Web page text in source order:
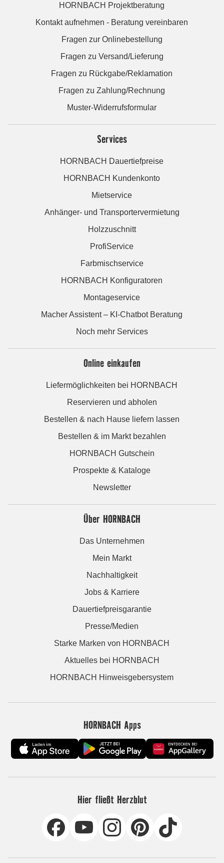
HORNBACH Projektberatung
Kontakt aufnehmen - Beratung vereinbaren
Fragen zur Onlinebestellung
Fragen zu Versand/Lieferung
Fragen zu Rückgabe/Reklamation
Fragen zu Zahlung/Rechnung
Muster-Widerrufsformular
Services
HORNBACH Dauertiefpreise
HORNBACH Kundenkonto
Mietservice
Anhänger- und Transportervermietung
Holzzuschnitt
ProfiService
Farbmischservice
HORNBACH Konfiguratoren
Montageservice
Macher Assistent – KI-Chatbot Beratung
Noch mehr Services
Online einkaufen
Liefermöglichkeiten bei HORNBACH
Reservieren und abholen
Bestellen & nach Hause liefern lassen
Bestellen & im Markt bezahlen
HORNBACH Gutschein
Prospekte & Kataloge
Newsletter
Über HORNBACH
Das Unternehmen
Mein Markt
Nachhaltigkeit
Jobs & Karriere
Dauertiefpreisgarantie
Presse/Medien
Starke Marken von HORNBACH
Aktuelles bei HORNBACH
HORNBACH Hinweisgebersystem
HORNBACH Apps
Hier fließt Herzblut